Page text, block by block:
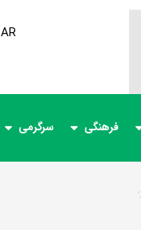
AR
فرهنگی سرگرمی